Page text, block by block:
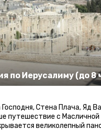
по Иерусалиму (до 8
Господня, Стена Плача, Яд
путешествие с Масличной
великолепный